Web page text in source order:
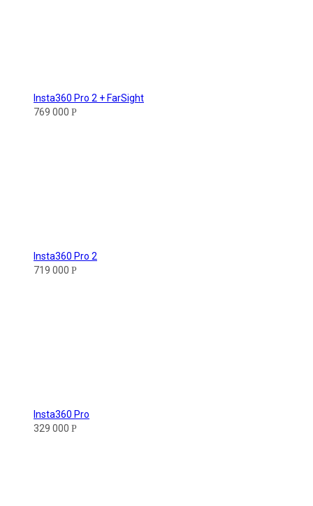
Insta360 Pro 2 + FarSight
769 000 Р
Insta360 Pro 2
719 000 Р
Insta360 Pro
329 000 Р